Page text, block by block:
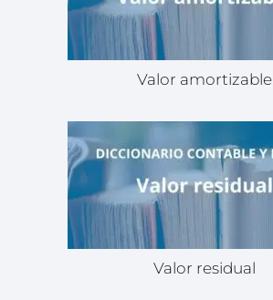
Valor amortizable
Valor residual